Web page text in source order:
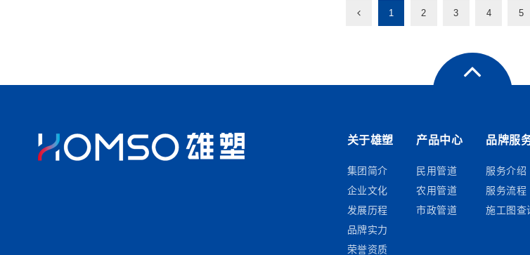
1 2 3 4 5
关于雄塑
集团简介
企业文化
发展历程
品牌实力
荣誉资质
产品中心
民用管道
农用管道
市政管道
品牌服
服务介绍
服务流程
施工图查